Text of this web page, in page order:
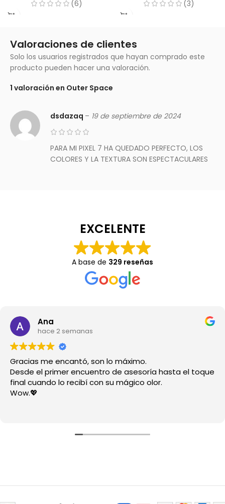
(6) (3)
Valoraciones de clientes
1 valoración en Outer Space
dsdazaq – 19 de septiembre de 2024
PARA MI PIXEL 7 HA QUEDADO PERFECTO, LOS
COLORES Y LA TEXTURA SON ESPECTACULARES
Solo los usuarios registrados que hayan comprado este
producto pueden hacer una valoración.
EXCELENTE
A base de 329 reseñas
Ana
hace 2 semanas
Gracias me encantó, son lo máximo.
Desde el primer encuentro de asesoría hasta el toque
final cuando lo recibí con su mágico olor.
Wow.💖